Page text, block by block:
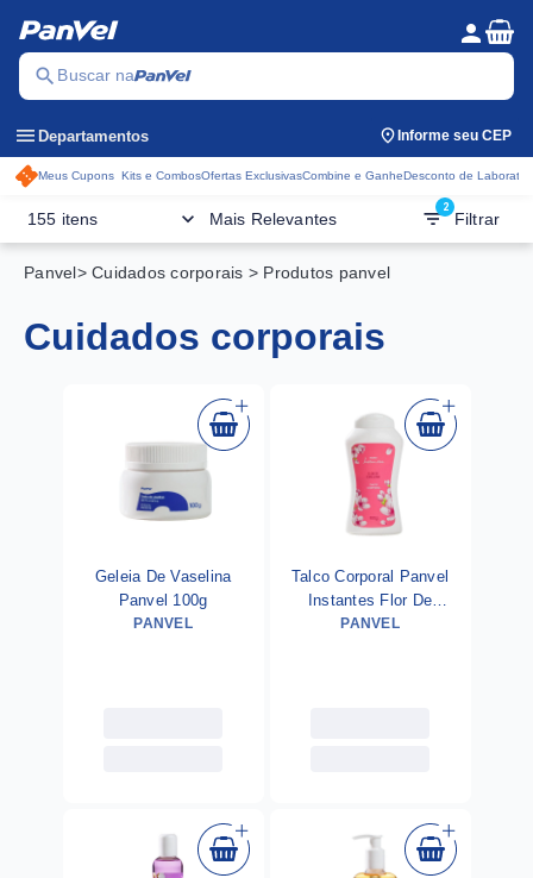
search Buscar na
Menu do
person
menu Departamentos Informe seu CEP
Acessos rápidos do cabeçalho
Meus Cupons Kits e CombosOfertas ExclusivasCombine e GanheDesconto de
155 itens keyboard_arrow_down Mais Relevantes filter_list2
Filtrar
Panvel> Cuidados corporais > Produtos panvel
cuidados corporais
Geleia De Vaselina
Panvel 100g
PANVEL
Talco Corporal Panvel
Instantes Flor De
Cerejeira 100g
PANVEL